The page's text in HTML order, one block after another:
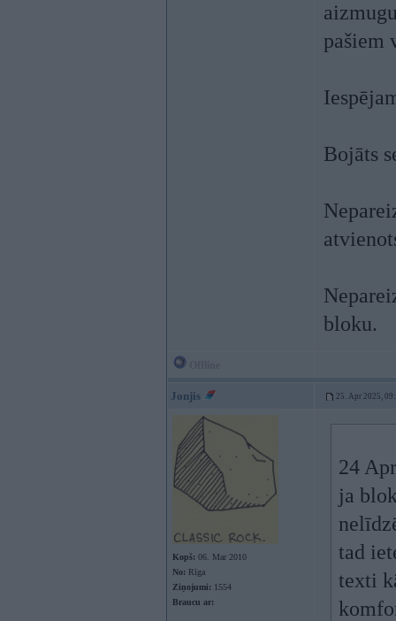
pašiem
Bojāts
bloku.
Jonjis 25. Apr 2025,
Kopš: 06. Mar 2010
No: Rīga
Ziņojumi: 1554
Braucu ar:
24
ja
tad
texti